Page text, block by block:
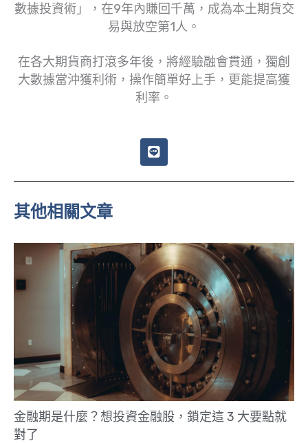
數據投資術」，在9年內賺回千萬，成為本土期貨交
易與放空第1人。
在各大期貨商打滾多年後，將經驗融會貫通，獨創
大數據當沖獲利術，操作簡單好上手，更能提高獲
利率。
L
i
e
其他相關文章
金融期是什麼？想投資金融股，鎖定這 3 大要點就
對了